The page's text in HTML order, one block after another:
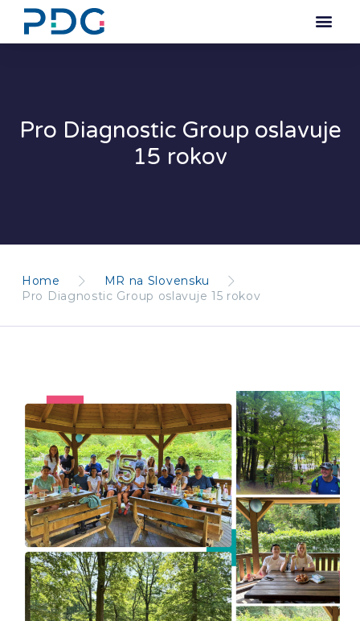
Pro Diagnostic Group oslavuje
15 rokov
Home
MR na Slovensku
Pro Diagnostic Group oslavuje 15 rokov